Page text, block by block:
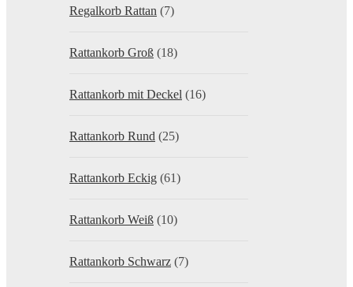
Regalkorb Rattan (7)
Rattankorb Groß (18)
Rattankorb mit Deckel (16)
Rattankorb Rund (25)
Rattankorb Eckig (61)
Rattankorb Weiß (10)
Rattankorb Schwarz (7)